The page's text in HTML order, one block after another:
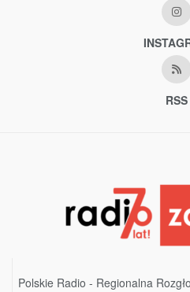
RSS
Polskie Radio - Regionalna